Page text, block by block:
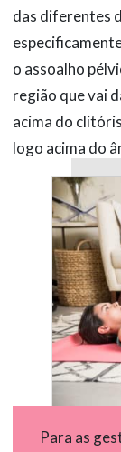
das diferentes
o assoalho
região que vai
acima do
logo acima do
Para as